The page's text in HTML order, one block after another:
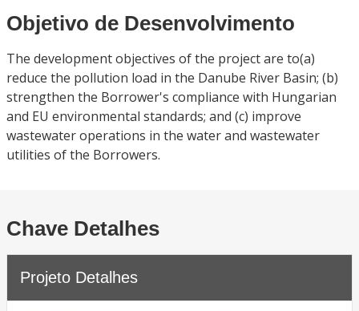
Objetivo de Desenvolvimento
The development objectives of the project are to(a)
reduce the pollution load in the Danube River Basin; (b)
strengthen the Borrower's compliance with Hungarian
and EU environmental standards; and (c) improve
wastewater operations in the water and wastewater
utilities of the Borrowers.
Chave Detalhes
Projeto Detalhes